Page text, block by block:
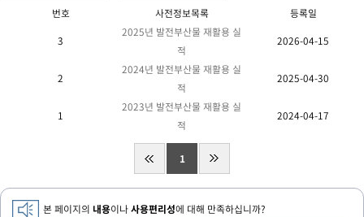
번호
사전정보목록
등록일
3
2025년 발전부산물 재활용 실
적
2026-04-15
2
2024년 발전부산물 재활용 실
적
2025-04-30
1
2023년 발전부산물 재활용 실
적
2024-04-17
1
본 페이지의 내용이나사용편리성에 대해 만족하십니까?